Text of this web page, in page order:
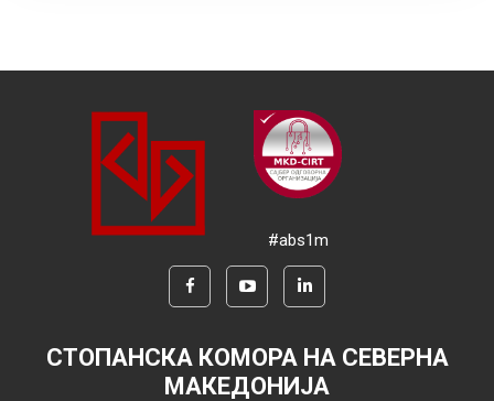
#abs1m
СТОПАНСКА КОМОРА НА СЕВЕРНА
МАКЕДОНИЈА